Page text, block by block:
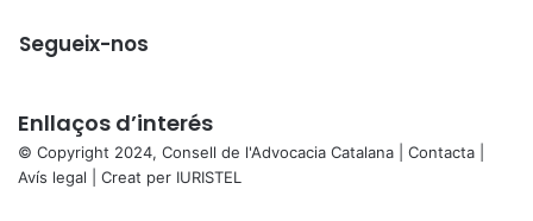
Segueix-nos
Enllaços d’interés
© Copyright 2024, Consell de l'Advocacia Catalana | Contacta
Avís legal | Creat per IURISTEL